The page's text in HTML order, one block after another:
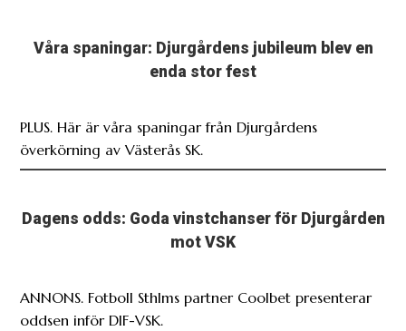
Våra spaningar: Djurgårdens jubileum blev en
enda stor fest
PLUS. Här är våra spaningar från Djurgårdens
överkörning av Västerås SK.
Dagens odds: Goda vinstchanser för Djurgården
mot VSK
ANNONS. Fotboll Sthlms partner Coolbet presenterar
oddsen inför DIF-VSK.